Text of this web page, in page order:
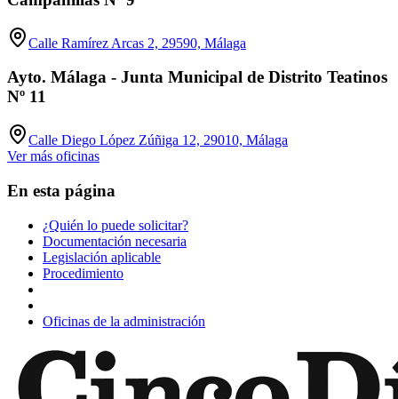
Calle Ramírez Arcas 2, 29590, Málaga
Ayto. Málaga - Junta Municipal de Distrito Teatinos
Nº 11
Calle Diego López Zúñiga 12, 29010, Málaga
Ver más oficinas
En esta página
¿Quién lo puede solicitar?
Documentación necesaria
Legislación aplicable
Procedimiento
Oficinas de la administración